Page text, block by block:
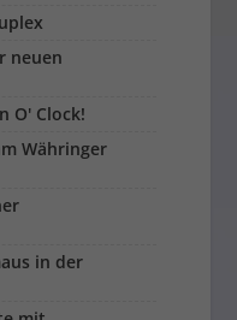
neuen
O' Clock!
Währinger
in der